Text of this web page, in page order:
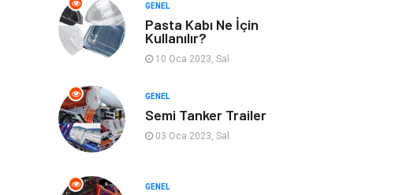
Bilgisayar &
Yazılım
Bebek Giyim Moda
Blogroll
GENEL
Pasta Kabı Ne İçin
Kullanılır?
10 Oca 2023, Sal
GENEL
Semi Tanker Trailer
03 Oca 2023, Sal
GENEL